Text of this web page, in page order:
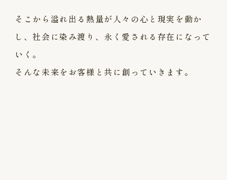
そこから溢れ出る熱量が人々の心と現実を動か
し、社会に染み渡り、永く愛される存在になって
いく。
そんな未来をお客様と共に創っていきます。